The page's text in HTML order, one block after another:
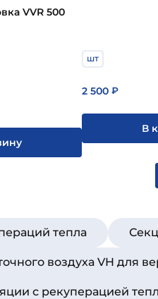
VVR 500
шт
2 500 ₽
В
тепла
воздуха VH для
с рекуперацией